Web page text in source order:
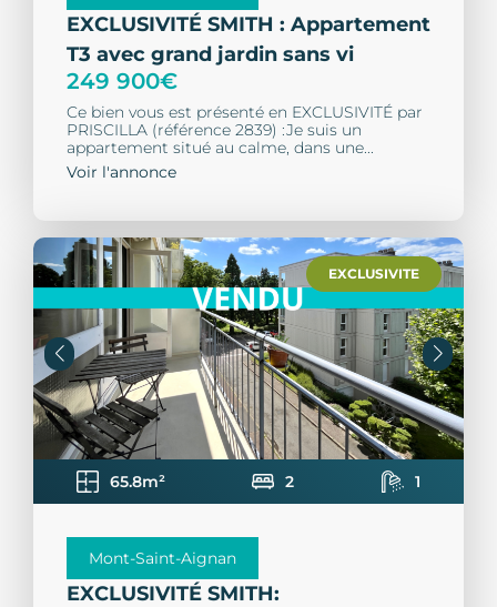
EXCLUSIVITÉ SMITH : Appartement
T3 avec grand jardin sans vi
249 900€
Ce bien vous est présenté en EXCLUSIVITÉ par
PRISCILLA (référence 2839) :Je suis un
appartement situé au calme, dans une...
Voir l'annonce
EXCLUSIVITE
65.8m² 2 1
Mont-Saint-Aignan
EXCLUSIVITÉ SMITH: